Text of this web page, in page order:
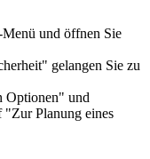
und öffnen Sie
gelangen Sie zu
Optionen" und
Planung eines